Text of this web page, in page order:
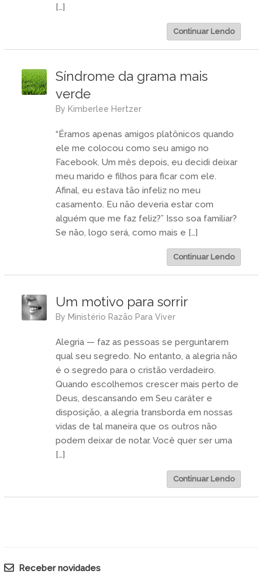
[…]
Continuar Lendo
Síndrome da grama mais
verde
by Kimberlee Hertzer
“Éramos apenas amigos platônicos quando
ele me colocou como seu amigo no
Facebook. Um mês depois, eu decidi deixar
meu marido e filhos para ficar com ele.
Afinal, eu estava tão infeliz no meu
casamento. Eu não deveria estar com
alguém que me faz feliz?” Isso soa familiar?
Se não, logo será, como mais e […]
Continuar Lendo
Um motivo para sorrir
by Ministério Razão Para Viver
Alegria — faz as pessoas se perguntarem
qual seu segredo. No entanto, a alegria não
é o segredo para o cristão verdadeiro.
Quando escolhemos crescer mais perto de
Deus, descansando em Seu caráter e
disposição, a alegria transborda em nossas
vidas de tal maneira que os outros não
podem deixar de notar. Você quer ser uma
[…]
Continuar Lendo
Receber novidades